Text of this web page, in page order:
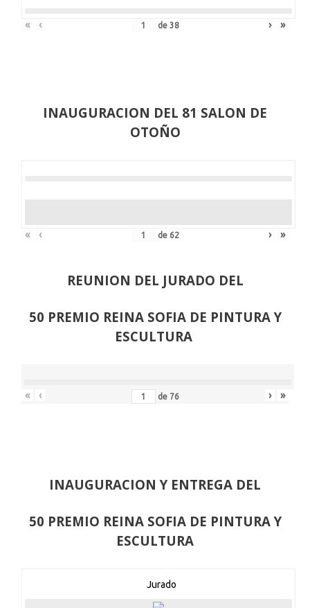
« ‹ de 38 › »
INAUGURACION DEL 81 SALON DE
OTOÑO
« ‹ de 62 › »
REUNION DEL JURADO DEL
50 PREMIO REINA SOFIA DE PINTURA Y
ESCULTURA
« ‹ de 76 › »
INAUGURACION Y ENTREGA DEL
50 PREMIO REINA SOFIA DE PINTURA Y
ESCULTURA
Jurado